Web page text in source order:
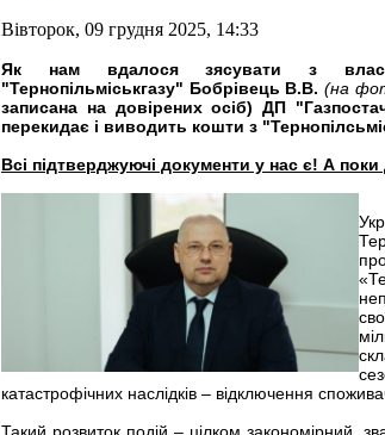
Вівторок, 09 грудня 2025, 14:33
Як нам вдалося зясувати з
"Тернопільміськгазу" Бобрівець В.В.(на
записана на довірених осіб) ДП
перекидає і виводить кошти з
Всі підтверджуючі документи у нас є! А
катастрофічних наслідків – відключення